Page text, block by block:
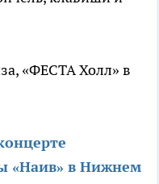
«ФЕСТА Холл» в
«Наив» в Нижнем